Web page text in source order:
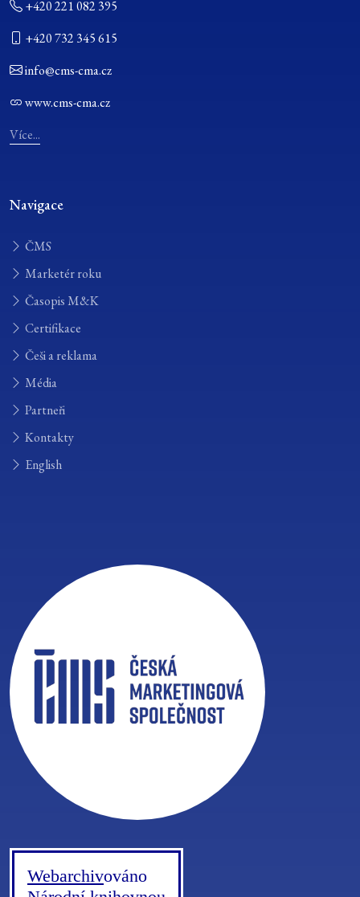
+420 221 082 395
+420 732 345 615
info@cms-cma.cz
www.cms-cma.cz
Více...
Navigace
ČMS
Marketér roku
Časopis M&K
Certifikace
Češi a reklama
Média
Partneři
Kontakty
English
Webarchivováno